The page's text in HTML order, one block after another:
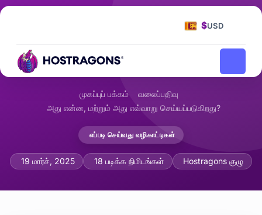
$USD
முகப்புப் பக்கம்
வலைப்பதிவு
அது என்ன, மற்றும் அது எவ்வாறு செய்யப்படுகிறது?
எப்படி செய்வது வழிகாட்டிகள்
பட உகப்பாக்கம் என்றால் என்ன, வலைத்தள
19 மார்ச், 2025 18 படிக்க நிமிடங்கள் Hostragons குழு